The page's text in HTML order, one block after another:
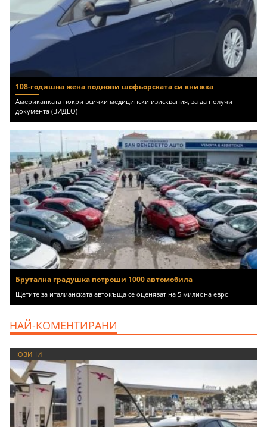
108-годишна жена поднови шофьорската си книжка
Американката покри всички медицински изисквания, за да получи
документа (ВИДЕО)
Брутална градушка потроши 1000 автомобила
Щетите за италианската автокъща се оценяват на 5 милиона евро
НАЙ-КОМЕНТИРАНИ
НОВИНИ